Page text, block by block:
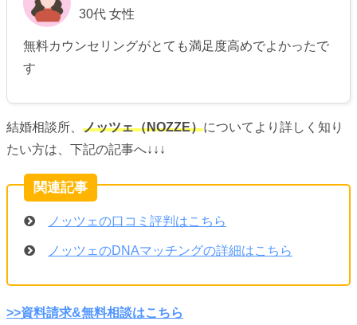
30代 女性
無料カウンセリングがとても満足度高めでよかったで
す
結婚相談所、 ノッツェ（NOZZE）についてより詳しく知り
たい方は、下記の記事へ↓↓↓
ノッツェの口コミ評判はこちら
ノッツェのDNAマッチングの詳細はこちら
>>資料請求&無料相談はこちら